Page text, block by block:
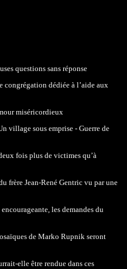
questions sans réponse
congrégation dédiée à l’aide aux
miséricordieux
village sous emprise - Guerre de
fois plus de victimes qu’à
frère Jean-René Gentric vu par une
les demandes du
de Marko Rupnik seront
elle être rendue dans ces